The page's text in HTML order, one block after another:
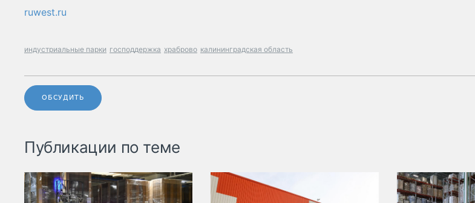
ruwest.ru
индустриальные парки господдержка храброво калининградская область
ОБСУДИТЬ
Публикации по теме